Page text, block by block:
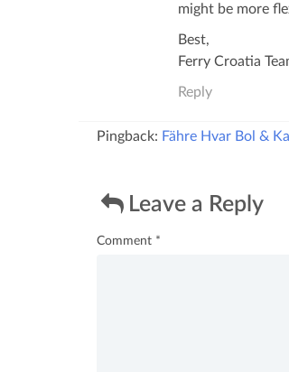
might be more
Best,
Ferry Croatia
Reply
Pingback: Fähre Hvar Bol &
Leave a Reply
Comment *